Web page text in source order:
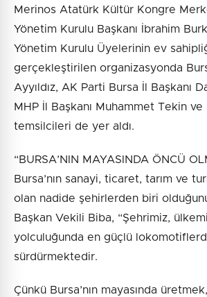
Merinos Atatürk Kültür Kongre
Yönetim Kurulu Başkanı İbrahim
Yönetim Kurulu Üyelerinin ev
gerçekleştirilen organizasyonda
Ayyıldız, AK Parti Bursa İl Başkanı
MHP İl Başkanı Muhammet Tekin ve
temsilcileri de yer aldı.
“BURSA’NIN MAYASINDA ÖNCÜ
Bursa’nın sanayi, ticaret, tarım ve
olan nadide şehirlerden biri
Başkan Vekili Biba, “Şehrimiz,
yolculuğunda en güçlü
sürdürmektedir.
Çünkü Bursa’nın mayasında